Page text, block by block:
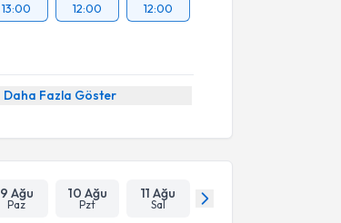
13:00
12:00
12:00
Daha Fazla Göster
9 Ağu
Paz
10 Ağu
Pzt
11 Ağu
Sal